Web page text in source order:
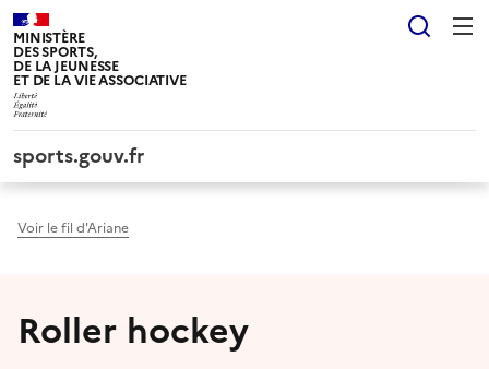
MINISTÈRE
DES SPORTS,
DE LA JEUNESSE
ET DE LA VIE ASSOCIATIVE
sports.gouv.fr
Voir le fil d'Ariane
Roller hockey
Panneau de gestion des cookies tarteaucitron